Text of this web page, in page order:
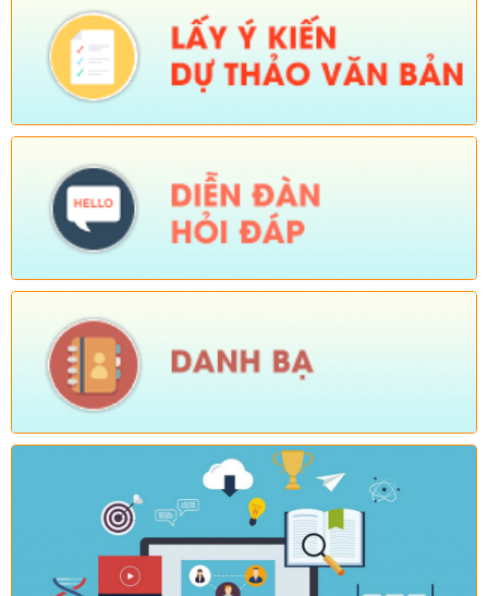
2026, triển khai nhiệm vụ năm học 2026-2027)
Ngày ban hành: (04/08/2026) -Ngày hiệu lực: (24/07/2026)
Số: Số: 1805/KH-UBND
(KẾ HOẠCH Thực hiện cao điểm tuyên truyền, vận động
và hỗ trợ Nhân dân thu nhận, kích hoạt tài khoản định danh
sinh xã hội trên địa bàn xã Sì Lở Lầu)
Ngày ban hành: (04/08/2026) -Ngày hiệu lực: (03/08/2026)